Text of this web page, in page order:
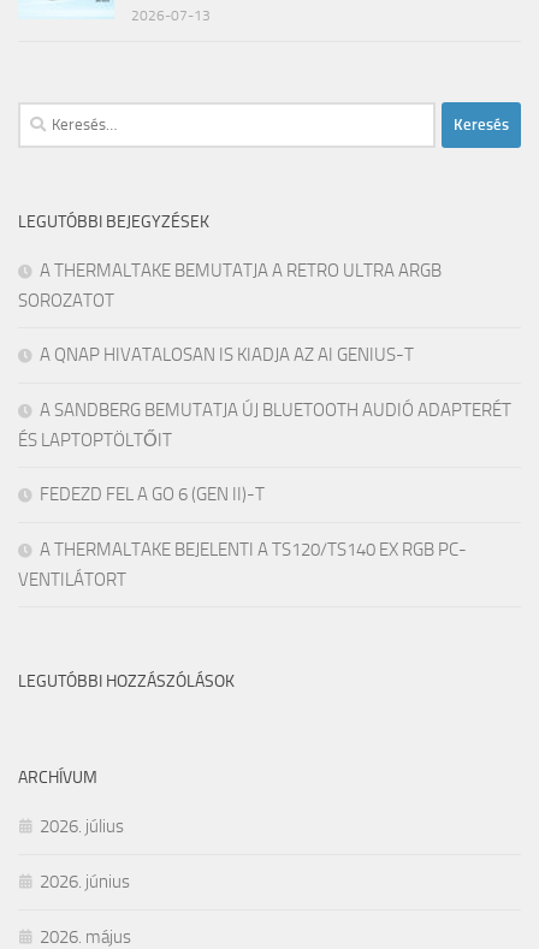
2026-07-13
Keresés:
LEGUTÓBBI BEJEGYZÉSEK
A THERMALTAKE BEMUTATJA A RETRO ULTRA ARGB
SOROZATOT
A QNAP HIVATALOSAN IS KIADJA AZ AI GENIUS-T
A SANDBERG BEMUTATJA ÚJ BLUETOOTH AUDIÓ ADAPTERÉT
ÉS LAPTOPTÖLTŐIT
FEDEZD FEL A GO 6 (GEN II)-T
A THERMALTAKE BEJELENTI A TS120/TS140 EX RGB PC-
VENTILÁTORT
LEGUTÓBBI HOZZÁSZÓLÁSOK
ARCHÍVUM
2026. július
2026. június
2026. május